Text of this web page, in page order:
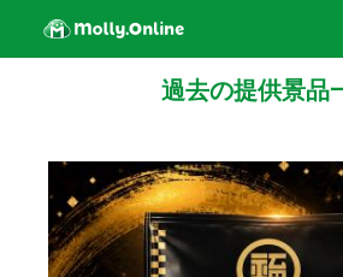
過去の提供景品